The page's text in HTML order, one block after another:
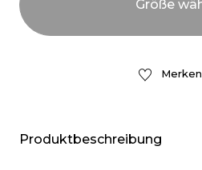
Merken
Produktbeschreibung